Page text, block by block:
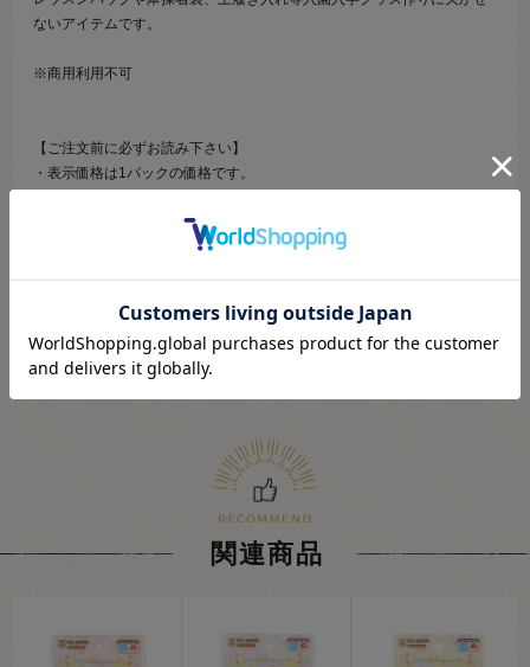
ないアイテムです。
※商用利用不可
【ご注文前に必ずお読み下さい】
・表示価格は1パックの価格です。
・予告なくパッケージが変更になる場合がございます。
関連商品